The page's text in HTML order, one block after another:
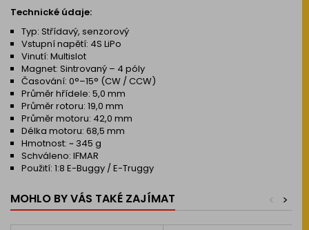
Technické údaje:
Typ: Střídavý, senzorový
Vstupní napětí: 4S LiPo
Vinutí: Multislot
Magnet: Sintrovaný – 4 póly
Časování: 0°–15° (CW / CCW)
Průměr hřídele: 5,0 mm
Průměr rotoru: 19,0 mm
Průměr motoru: 42,0 mm
Délka motoru: 68,5 mm
Hmotnost: ~ 345 g
Schváleno: IFMAR
Použití: 1:8 E-Buggy / E-Truggy
MOHLO BY VÁS TAKÉ ZAJÍMAT >
<